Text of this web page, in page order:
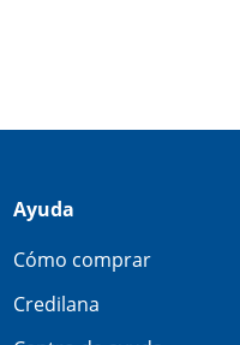
Ayuda
Cómo comprar
Credilana